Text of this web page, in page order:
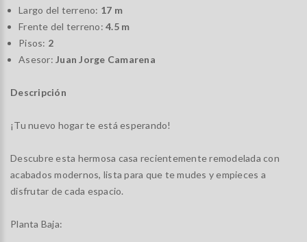
Largo del terreno: 17 m
Frente del terreno: 4.5 m
Pisos: 2
Asesor: Juan Jorge Camarena
Descripción
¡Tu nuevo hogar te está esperando!
Descubre esta hermosa casa recientemente remodelada con
acabados modernos, lista para que te mudes y empieces a
disfrutar de cada espacio.
Planta Baja: